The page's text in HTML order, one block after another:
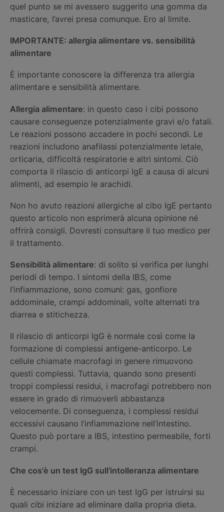
quel punto se mi avessero suggerito una gomma da
masticare, l’avrei presa comunque. Ero al limite.
IMPORTANTE: allergia alimentare vs. sensibilità
alimentare
È importante conoscere la differenza tra allergia
alimentare e sensibilità alimentare.
Allergia alimentare: in questo caso i cibi possono
causare conseguenze potenzialmente gravi e/o fatali.
Le reazioni possono accadere in pochi secondi. Le
reazioni includono anafilassi potenzialmente letale,
orticaria, difficoltà respiratorie e altri sintomi. Ciò
comporta il rilascio di anticorpi IgE a causa di alcuni
alimenti, ad esempio le arachidi.
Non ho avuto reazioni allergiche al cibo IgE pertanto
questo articolo non esprimerà alcuna opinione né
offrirà consigli. Dovresti consultare il tuo medico per
il trattamento.
Sensibilità alimentare: di solito si verifica per lunghi
periodi di tempo. I sintomi della IBS, come
l’infiammazione, sono comuni: gas, gonfiore
addominale, crampi addominali, volte alternati tra
diarrea e stitichezza.
Il rilascio di anticorpi IgG è normale così come la
formazione di complessi antigene-anticorpo. Le
cellule chiamate macrofagi in genere rimuovono
questi complessi. Tuttavia, quando sono presenti
troppi complessi residui, i macrofagi potrebbero non
essere in grado di rimuoverli abbastanza
velocemente. Di conseguenza, i complessi residui
eccessivi causano l’infiammazione nell’intestino.
Questo può portare a IBS, intestino permeabile, forti
crampi.
Che cos'è un test IgG sull’intolleranza alimentare
È necessario iniziare con un test IgG per istruirsi su
quali cibi iniziare ad eliminare dalla propria dieta.